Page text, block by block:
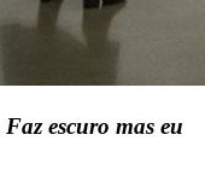
Faz escuro mas eu